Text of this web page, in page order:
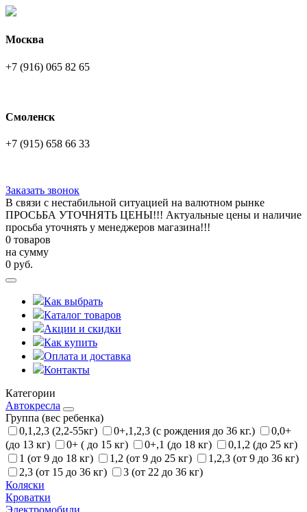
Москва
+7 (916) 065 82 65
Смоленск
+7 (915) 658 66 33
Заказать звонок
В связи с нестабильной ситуацией на валютном рынке
ПРОСЬБА УТОЧНЯТЬ ЦЕНЫ!!! Актуальные цены и наличие
просьба уточнять у менеджеров магазина!!!
0 товаров
на сумму
0 руб.
Как выбрать
Каталог товаров
Акции и скидки
Как купить
Оплата и доставка
Контакты
Категории
Автокресла
Группа (вес ребенка)
0,1,2,3 (2,2-55кг)
0+,1,2,3 (с рождения до 36 кг.)
0,0+
(до 13 кг)
0+ ( до 15 кг) 0+,1 (до 18 кг)
0,1,2 (до 25 кг)
1 (от 9 до 18 кг)
1,2 (от 9 до 25 кг)
1,2,3 (от 9 до 36 кг)
2,3 (от 15 до 36 кг)
3 (от 22 до 36 кг)
Коляски
Кроватки
Электромобили